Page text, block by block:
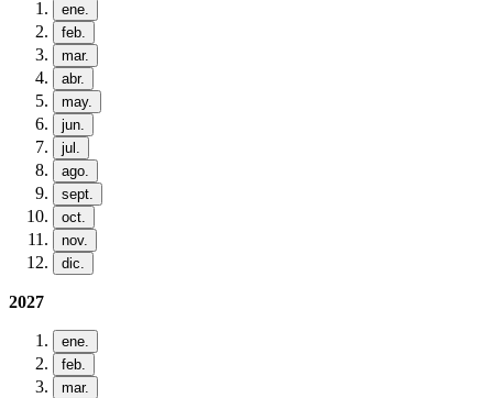
ene.
feb.
mar.
abr.
may.
jun.
jul.
ago.
sept.
oct.
nov.
dic.
2027
ene.
feb.
mar.